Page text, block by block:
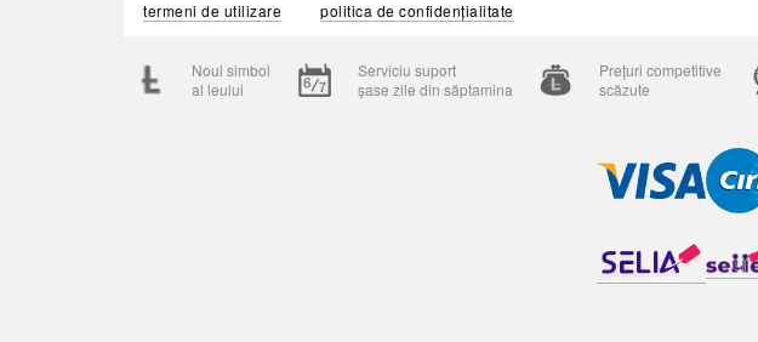
termeni de utilizare
politica de confidențialitate
Noul simbol
al leului
Serviciu suport
șase zile din săptamina
Prețuri competitive
scăzute